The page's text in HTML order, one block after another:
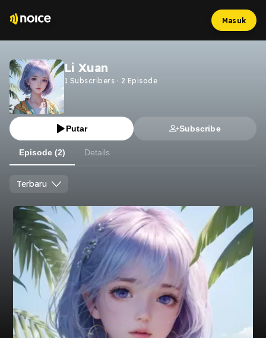
Masuk
Li Xuan
1 Subscribers · 2 Episode
Putar Subscribe
Episode (2) Details
Terbaru